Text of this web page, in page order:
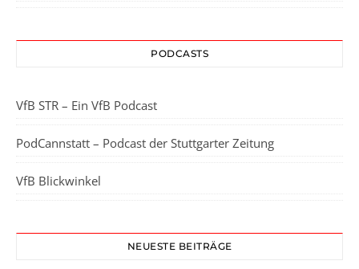
PODCASTS
VfB STR – Ein VfB Podcast
PodCannstatt – Podcast der Stuttgarter Zeitung
VfB Blickwinkel
NEUESTE BEITRÄGE